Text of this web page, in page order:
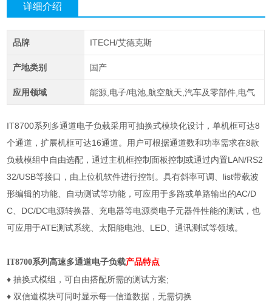
详细介绍
品牌 ITECH/艾德克斯
产地类别 国产
应用领域 能源,电子/电池,航空航天,汽车及零部件,电气
IT8700系列多通道电子负载采用可抽换式模块化设计，单机框可达8
个通道，扩展机框可达16通道。用户可根据通道数和功率需求在8款
负载模组中自由选配，通过主机框控制面板控制或通过内置LAN/RS2
32/USB等接口，由上位机软件进行控制。具有斜率可调、 list带载波
形编辑的功能、自动测试等功能，可应用于多路或单路输出的AC/D
C
DC/DC电源转换器、充电器等电源类电子元器件性能的测试，也
可应用于ATE测试系统、太阳能电池、 LED 、通讯测试等领域。
IT8700系列 高速多通道电子负载产品特点
♦ 抽换式模组，可自由搭配所需的测试方案;
♦ 双信道模块可同时显示每一信道数据，无需切换